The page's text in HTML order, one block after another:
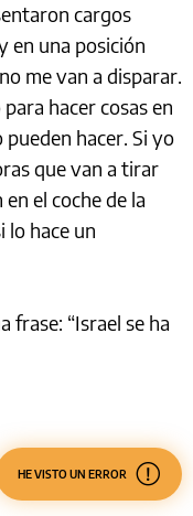
cargos
en una posición
me van a disparar.
hacer cosas en
hacer. Si yo
que van a tirar
el coche de la
lo hace un
frase: “Israel se ha
HE VISTO UN ERROR